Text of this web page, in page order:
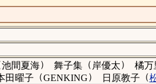
池間夏海） 舞子集 （ 岸優太） 橘万
田曜子 （GENKING） 日原教子 （